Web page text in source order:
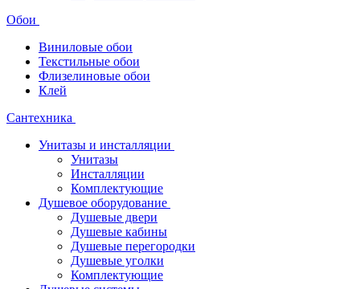
Обои
Виниловые обои
Текстильные обои
Флизелиновые обои
Клей
Сантехника
Унитазы и инсталляции
Унитазы
Инсталляции
Комплектующие
Душевое оборудование
Душевые двери
Душевые кабины
Душевые перегородки
Душевые уголки
Комплектующие